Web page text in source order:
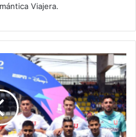
Viajera.